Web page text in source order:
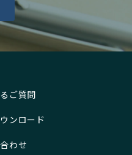
ご質問
ンロード
わせ